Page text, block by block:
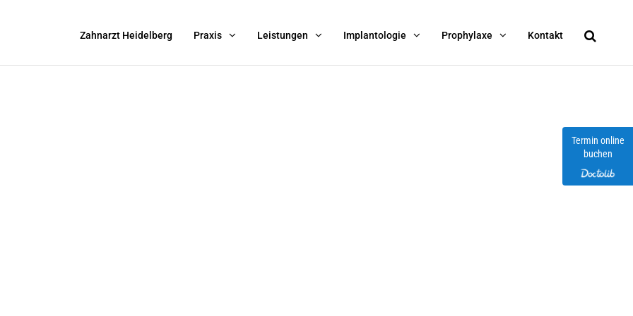
Zahnarzt Heidelberg Praxis Leistungen Implantologie Prophylaxe Kontakt
Termin online
buchen